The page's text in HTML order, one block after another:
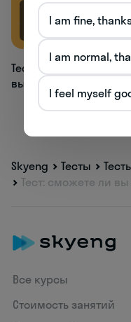
7.7K
Тест: какой акцент в
выбрать?
Skyeng Тесты
Тест: сможете ли
Все курсы
Стоимость занятий
I am fine,
I am normal,
I feel myself